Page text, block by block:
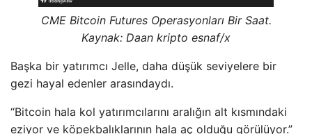
CME Bitcoin Futures Operasyonları Bir Saat.
Kaynak: Daan kripto esnaf/x
Başka bir yatırımcı Jelle, daha düşük seviyelere bir
gezi hayal edenler arasındaydı.
“Bitcoin hala kol yatırımcılarını aralığın alt kısmındaki
eziyor ve köpekbalıklarının hala aç olduğu görülüyor.”